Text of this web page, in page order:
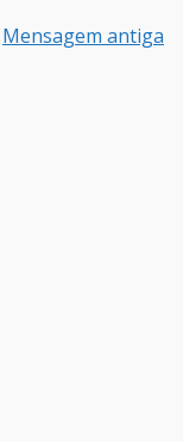
Mensagem antiga